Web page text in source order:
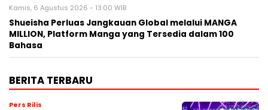
Kamis, 6 Agustus 2026 - 13:00 WIB
Shueisha Perluas Jangkauan Global melalui MANGA
MILLION, Platform Manga yang Tersedia dalam 100
Bahasa
BERITA TERBARU
Pers Rilis